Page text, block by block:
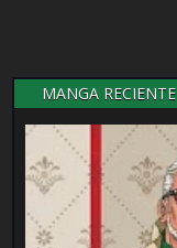
MANGA RECIENTE